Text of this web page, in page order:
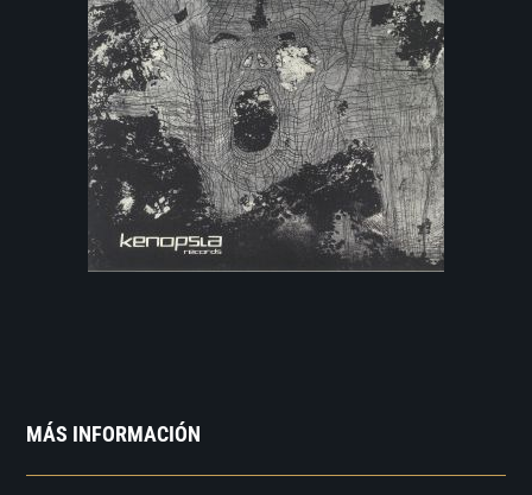
MÁS INFORMACIÓN